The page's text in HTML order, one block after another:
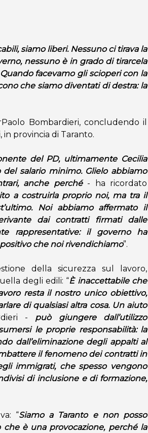
siamo liberi. Nessuno ci tirava la
nessuno è in grado di tirarcela
facevamo gli scioperi con la
che siamo diventati di destra: la
Bombardieri, concludendo il
in provincia di Taranto.
del PD, ultimamente Cecilia
salario minimo. Glielo abbiamo
anche perché- ha ricordato
a costruirla proprio noi, ma tra il
Noi abbiamo affermato il
dai contratti firmati dalle
rappresentative: il governo ha
che noi rivendichiamo”.
della sicurezza sul lavoro,
degli edili: “È inaccettabile che
resta il nostro unico obiettivo,
di qualsiasi altra cosa. Un aiuto
- può giungere dall’utilizzo
le proprie responsabilità: la
dall’eliminazione degli appalti al
il fenomeno dei contratti in
immigrati, che spesso vengono
di inclusione e di formazione,
“Siamo a Taranto e non posso
che è una provocazione, perché la